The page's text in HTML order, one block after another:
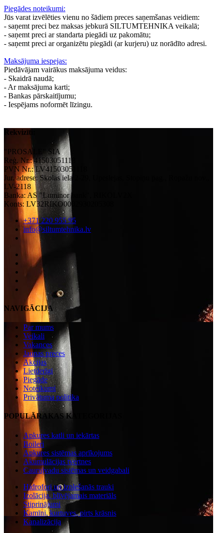
Piegādes noteikumi:
Jūs varat izvēlēties vienu no šādiem preces saņemšanas veidiem:
- saņemt preci bez maksas jebkurā SILTUMTEHNIKA veikalā;
- saņemt preci ar standarta piegādi uz pakomātu;
- saņemt preci ar organizētu piegādi (ar kurjeru) uz norādīto adresi.
Maksājuma iespejas:
Piedāvājam vairākus maksājuma veidus:
- Skaidrā naudā;
- Ar maksājuma karti;
- Bankas pārskaitījumu;
- Iespējams noformēt līzingu.
Rekvizīti:
"PROSALE" SIA
Reģ. Nr.: 41503051118
PVN Nr.: LV41503051118
Jur. adrese: Skolas iela 2-29, Upeslejas, Stopiņu pag., Ropažu nov.,
LV-2118
Banka: AS "Luminor bank", RIKOLV2X
Konts: LV32RIKO0002930205308
+371 220 955 95
info@siltumtehnika.lv
NAVIGĀCIJA
Par mums
Veikali
Vakances
Jaunas preces
Akcijas
Lietderīgi
Piegāde
Noteikumi
Privātuma politika
POPULĀRAKAS KATEGORIJAS
Apkures katli un iekārtas
Boileri
Apkures sistēmas aprīkojums
Akumulācijas tvertnes
Cauruļvadu sistēmas un veidgabali
Hidrofori un izplešanās trauki
Izolācija, blīvējamais materiāls
Stiprinājumi
Kamīni, kurtuves, pirts krāsnis
Kanalizācija